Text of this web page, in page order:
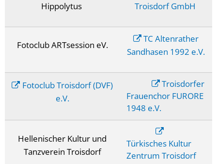
Hippolytus
Troisdorf GmbH
Fotoclub ARTsession eV.
TC Altenrather
Sandhasen 1992 e.V.
Fotoclub Troisdorf (DVF)
e.V.
Troisdorfer
Frauenchor FURORE
1948 e.V.
Hellenischer Kultur und
Tanzverein Troisdorf
Türkisches Kultur
Zentrum Troisdorf